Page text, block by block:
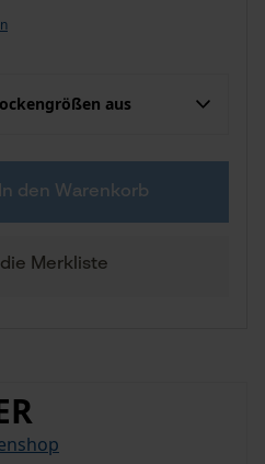
aus
In den Warenkorb
Merkliste